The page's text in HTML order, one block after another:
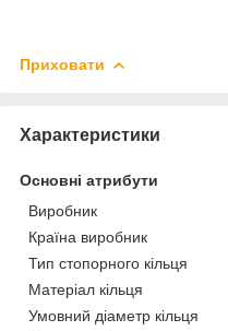
Приховати
Характеристики
Основні атрибути
Виробник
Країна виробник
Тип стопорного кільця
Матеріал кільця
Умовний діаметр кільця